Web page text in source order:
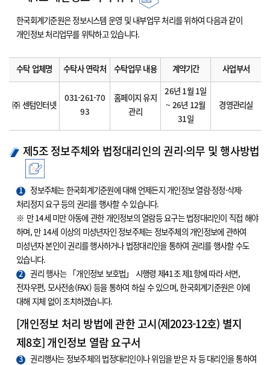
한국회계기준원은 정보시스템 운영 및 내부업무 처리를 위하여 다음과 같이
개인정보 처리업무를 위탁하고 있습니다.
수탁 업체명 수탁사 연락처 수탁업무 내용 계약기간 사업부서
㈜ 센텀인터넷
031-261-70
93
홈페이지 유지
관리
26년 1월 1일
~ 26년 12월
31일
경영관리실
제5조 정보주체와 법정대리인의 권리·의무 및 행사방법
1
정보주체는 한국회계기준원에 대해 언제든지 개인정보 열람·정정·삭제·
처리정지 요구 등의 권리를 행사할 수 있습니다.
※ 만 14세 미만 아동에 관한 개인정보의 열람등 요구는 법정대리인이 직접 해야
하며, 만 14세 이상의 미성년자인 정보주체는 정보주체의 개인정보에 관하여
미성년자 본인이 권리를 행사하거나 법정대리인을 통하여 권리를 행사할 수도
있습니다.
2
권리 행사는 「개인정보 보호법」 시행령 제41조 제1항에 따라 서면,
전자우편, 모사전송(FAX) 등을 통하여 하실 수 있으며, 한국회계기준원은 이에
대해 지체 없이 조치하겠습니다.
[개인정보 처리 방법에 관한 고시(제2023-12호) 별지
제8호] 개인정보 열람 요구서
3
권리행사는 정보주체의 법정대리인이나 위임을 받은 자 등 대리인을 통하여